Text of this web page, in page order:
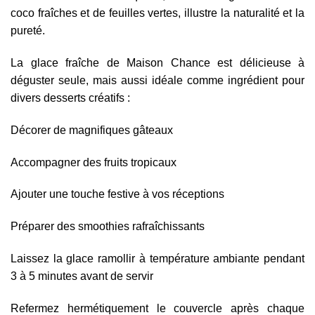
coco fraîches et de feuilles vertes, illustre la naturalité et la
pureté.
La glace fraîche de Maison Chance est délicieuse à
déguster seule, mais aussi idéale comme ingrédient pour
divers desserts créatifs :
Décorer de magnifiques gâteaux
Accompagner des fruits tropicaux
Ajouter une touche festive à vos réceptions
Préparer des smoothies rafraîchissants
Laissez la glace ramollir à température ambiante pendant
3 à 5 minutes avant de servir
Refermez hermétiquement le couvercle après chaque